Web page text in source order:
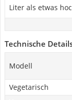
Liter als etwas
Technische
Modell
Vegetarisch